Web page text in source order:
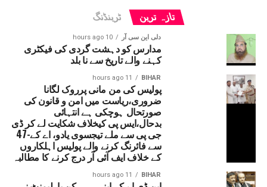
تازہ ترین ٹرینڈنگ
دلی این سی آر 10 hours ago
مدارس کو دہشت گردی کی فیکٹری
کہنے والے تاریخ سے نا بلد
BIHAR
11 hours ago
پولیس کی من مانی پرروک لگانا
ضروری،ریاست میں امن و قانون کی
صورتحال ہوچکی ہے انتہائی
بدحال،ایس پی کیخلاف شکایت لے کر ڈی
جی پی سے ملے تیجسوی یادو، اے کے-47
سے فائرنگ کرنے والے پولیس اہلکاروں
کے خلاف ایف آئی آر درج کرنے کا مطالبہ
BIHAR
11 hours ago